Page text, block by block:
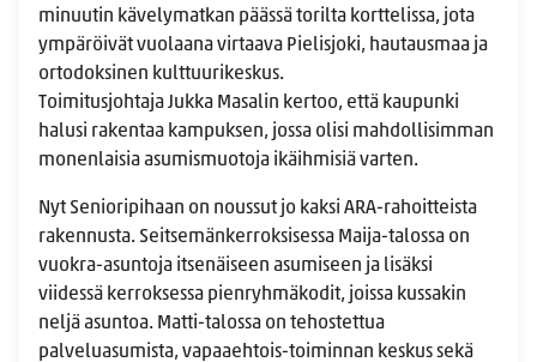
minuutin kävelymatkan päässä torilta korttelissa, jota
ympäröivät vuolaana virtaava Pielisjoki, hautausmaa ja
ortodoksinen kulttuurikeskus.
Toimitusjohtaja Jukka Masalin kertoo, että kaupunki
halusi rakentaa kampuksen, jossa olisi mahdollisimman
monenlaisia asumismuotoja ikäihmisiä varten.
Nyt Senioripihaan on noussut jo kaksi ARA-rahoitteista
rakennusta. Seitsemänkerroksisessa Maija-talossa on
vuokra-asuntoja itsenäiseen asumiseen ja lisäksi
viidessä kerroksessa pienryhmäkodit, joissa kussakin
neljä asuntoa. Matti-talossa on tehostettua
palveluasumista, vapaaehtois-toiminnan keskus sekä